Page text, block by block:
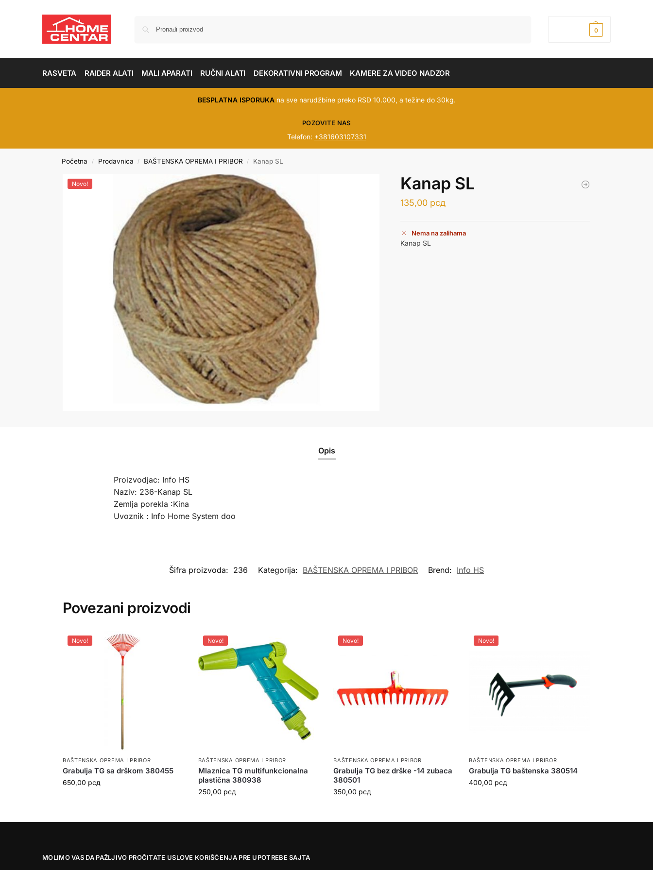
0
RASVETA RAIDER ALATI MALI APARATI RUČNI ALATI DEKORATIVNI PROGRAM KAMERE ZA VIDEO NADZOR
BESPLATNA ISPORUKAna sve narudžbine preko RSD 10.000, a težine do 30kg.
POZOVITE NAS
Telefon: +381603107331
Početna / Prodavnica / BAŠTENSKA OPREMA I PRIBOR / Kanap SL
Novo! Kanap SL
135,00 рсд
Nema na zalihama
Kanap SL
Opis
Proizvodjac: Info HS
Naziv: 236-Kanap SL
Zemlja porekla :Kina
Uvoznik : Info Home System doo
Šifra proizvoda: 236 Kategorija: BAŠTENSKA OPREMA I PRIBOR Brend: Info HS
Povezani proizvodi
Novo!
BAŠTENSKA OPREMA I PRIBOR
Grabulja TG sa drškom 380455
650,00 рсд
Novo!
BAŠTENSKA OPREMA I PRIBOR
Mlaznica TG multifunkcionalna
plastična 380938
250,00 рсд
Novo!
BAŠTENSKA OPREMA I PRIBOR
Grabulja TG bez drške -14 zubaca
380501
350,00 рсд
Novo!
BAŠTENSKA OPREMA I PRIBOR
Grabulja TG baštenska 380514
400,00 рсд
MOLIMO VAS DA PAŽLJIVO PROČITATE USLOVE KORIŠĆENJA PRE UPOTREBE SAJTA